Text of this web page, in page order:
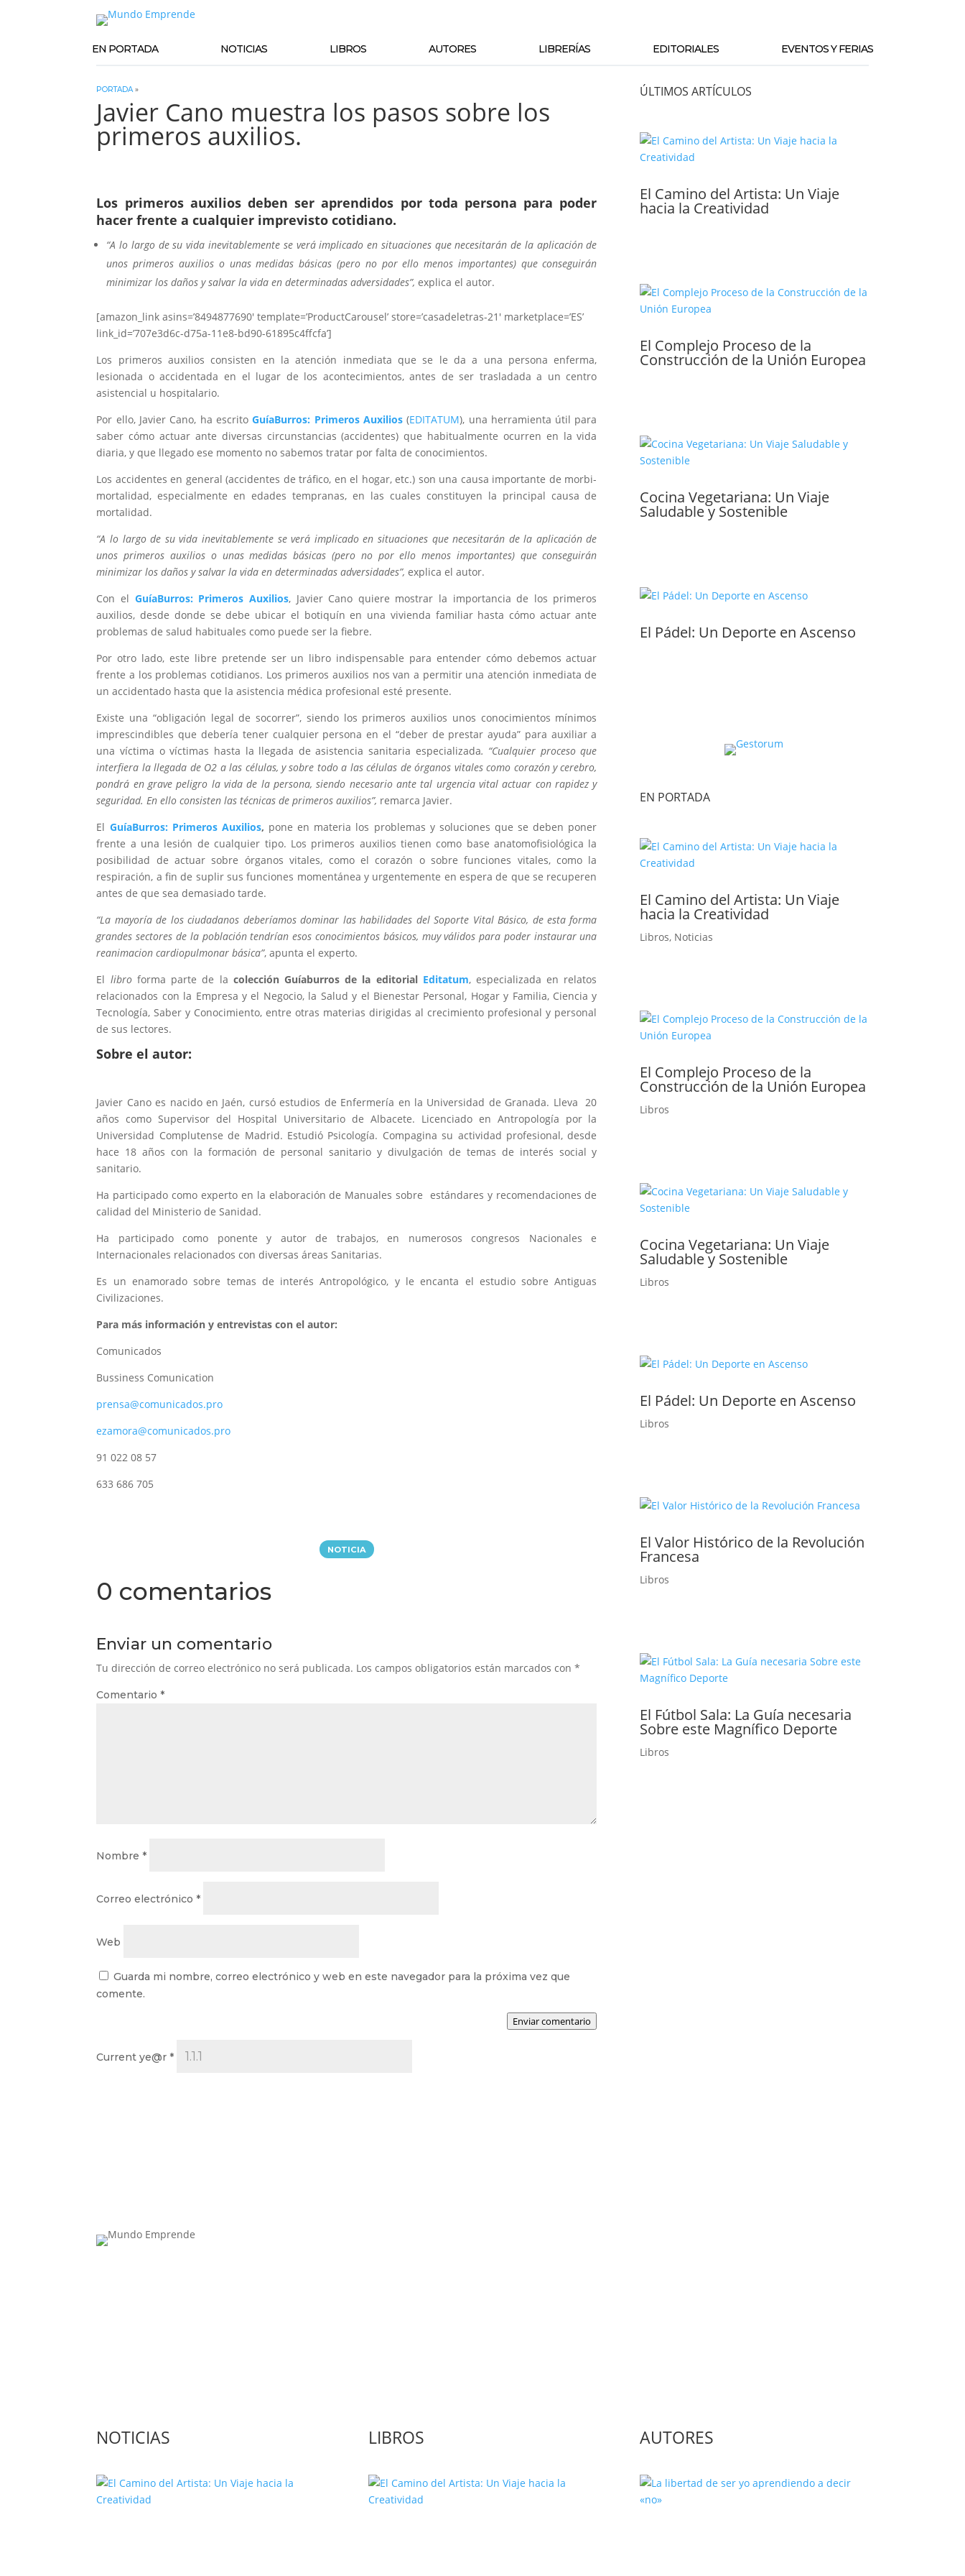
EN PORTADA NOTICIAS LIBROS AUTORES LIBRERÍAS EDITORIALES EVENTOS Y FERIAS
PORTADA»
Javier Cano muestra los pasos sobre los
primeros auxilios.
Los primeros auxilios deben ser aprendidos por toda persona para poder
hacer frente a cualquier imprevisto cotidiano.
“A lo largo de su vida inevitablemente se verá implicado en situaciones que necesitarán de la aplicación de
unos primeros auxilios o unas medidas básicas (pero no por ello menos importantes) que conseguirán
minimizar los daños y salvar la vida en determinadas adversidades”,explica el autor.
[amazon_link asins=’8494877690′ template=’ProductCarousel’ store=’casadeletras-21′ marketplace=’ES’
link_id=’707e3d6c-d75a-11e8-bd90-61895c4ffcfa’]
Los primeros auxilios consisten en la atención inmediata que se le da a una persona enferma,
lesionada o accidentada en el lugar de los acontecimientos, antes de ser trasladada a un centro
asistencial u hospitalario.
Por ello, Javier Cano, ha escritoGuíaBurros: Primeros Auxilios(EDITATUM), una herramienta útil para
saber cómo actuar ante diversas circunstancias (accidentes) que habitualmente ocurren en la vida
diaria, y que llegado ese momento no sabemos tratar por falta de conocimientos.
Los accidentes en general (accidentes de tráfico, en el hogar, etc.) son una causa importante de morbi-
mortalidad, especialmente en edades tempranas, en las cuales constituyen la principal causa de
mortalidad.
“A lo largo de su vida inevitablemente se verá implicado en situaciones que necesitarán de la aplicación de
unos primeros auxilios o unas medidas básicas (pero no por ello menos importantes) que conseguirán
minimizar los daños y salvar la vida en determinadas adversidades”,explica el autor.
Con el GuíaBurros: Primeros Auxilios, Javier Cano quiere mostrar la importancia de los primeros
auxilios, desde donde se debe ubicar el botiquín en una vivienda familiar hasta cómo actuar ante
problemas de salud habituales como puede ser la fiebre.
Por otro lado, este libre pretende ser un libro indispensable para entender cómo debemos actuar
frente a los problemas cotidianos. Los primeros auxilios nos van a permitir una atención inmediata de
un accidentado hasta que la asistencia médica profesional esté presente.
Existe una “obligación legal de socorrer”, siendo los primeros auxilios unos conocimientos mínimos
imprescindibles que debería tener cualquier persona en el “deber de prestar ayuda” para auxiliar a
una víctima o víctimas hasta la llegada de asistencia sanitaria especializada. “Cualquier proceso que
interfiera la llegada de O2 a las células, y sobre todo a las células de órganos vitales como corazón y cerebro,
pondrá en grave peligro la vida de la persona, siendo necesario ante tal urgencia vital actuar con rapidez y
seguridad. En ello consisten las técnicas de primeros auxilios”, remarca Javier.
El GuíaBurros: Primeros Auxilios, pone en materia los problemas y soluciones que se deben poner
frente a una lesión de cualquier tipo. Los primeros auxilios tienen como base anatomofisiológica la
posibilidad de actuar sobre órganos vitales, como el corazón o sobre funciones vitales, como la
respiración, a fin de suplir sus funciones momentánea y urgentemente en espera de que se recuperen
antes de que sea demasiado tarde.
“La mayoría de los ciudadanos deberíamos dominar las habilidades del Soporte Vital Básico, de esta forma
grandes sectores de la población tendrían esos conocimientos básicos, muy válidos para poder instaurar una
reanimacion cardiopulmonar básica”, apunta el experto.
El libroforma parte de la colección Guíaburros de la editorial Editatum, especializada en relatos
relacionados con la Empresa y el Negocio, la Salud y el Bienestar Personal, Hogar y Familia, Ciencia y
Tecnología, Saber y Conocimiento, entre otras materias dirigidas al crecimiento profesional y personal
de sus lectores.
Sobre el autor:
Javier Cano es nacido en Jaén, cursó estudios de Enfermería en la Universidad de Granada. Lleva 20
años como Supervisor del Hospital Universitario de Albacete. Licenciado en Antropología por la
Universidad Complutense de Madrid. Estudió Psicología. Compagina su actividad profesional, desde
hace 18 años con la formación de personal sanitario y divulgación de temas de interés social y
sanitario.
Ha participado como experto en la elaboración de Manuales sobre estándares y recomendaciones de
calidad del Ministerio de Sanidad.
Ha participado como ponente y autor de trabajos, en numerosos congresos Nacionales e
Internacionales relacionados con diversas áreas Sanitarias.
Es un enamorado sobre temas de interés Antropológico, y le encanta el estudio sobre Antiguas
Civilizaciones.
Para más información y entrevistas con el autor:
Comunicados
Bussiness Comunication
prensa@comunicados.pro
ezamora@comunicados.pro
91 022 08 57
633 686 705
NOTICIA
0 comentarios
Enviar un comentario
Tu dirección de correo electrónico no será publicada. Los campos obligatorios están marcados con*
Comentario*
Nombre*
Correo electrónico*
Web
Guarda mi nombre, correo electrónico y web en este navegador para la próxima vez que
comente.
Enviar comentario
Current ye@r*
ÚLTIMOS ARTÍCULOS
El Camino del Artista: Un Viaje
hacia la Creatividad
El Complejo Proceso de la
Construcción de la Unión Europea
Cocina Vegetariana: Un Viaje
Saludable y Sostenible
El Pádel: Un Deporte en Ascenso
EN PORTADA
El Camino del Artista: Un Viaje
hacia la Creatividad
Libros, Noticias
El Complejo Proceso de la
Construcción de la Unión Europea
Libros
Cocina Vegetariana: Un Viaje
Saludable y Sostenible
Libros
El Pádel: Un Deporte en Ascenso
Libros
El Valor Histórico de la Revolución
Francesa
Libros
El Fútbol Sala: La Guía necesaria
Sobre este Magnífico Deporte
Libros
NOTICIAS LIBROS AUTORES